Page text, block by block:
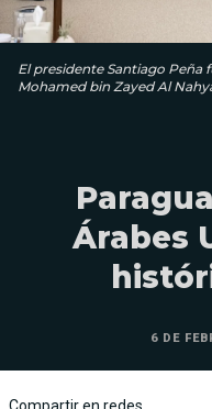
El presidente Santiago Peña
Mohamed bin Zayed Al
Árabes
6 DE
Compartir en redes